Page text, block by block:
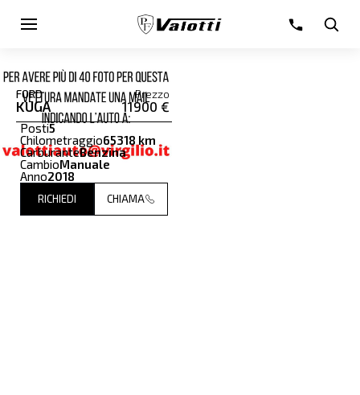
FORD
KUGA
Prezzo
11900 €
Posti5
Chilometraggio65318 km
CarburanteBenzina
CambioManuale
Anno2018
RICHIEDI CHIAMA